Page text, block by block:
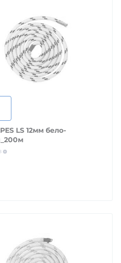
LS 12мм бело-